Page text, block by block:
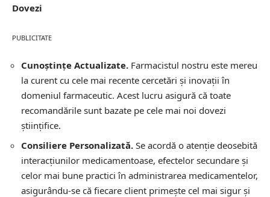
Dovezi
PUBLICITATE
Cunoștințe Actualizate. Farmacistul nostru este mereu
la curent cu cele mai recente cercetări și inovații în
domeniul farmaceutic. Acest lucru asigură că toate
recomandările sunt bazate pe cele mai noi dovezi
științifice.
Consiliere Personalizată. Se acordă o atenție deosebită
interacțiunilor medicamentoase, efectelor secundare și
celor mai bune practici în administrarea medicamentelor,
asigurându-se că fiecare client primește cel mai sigur și